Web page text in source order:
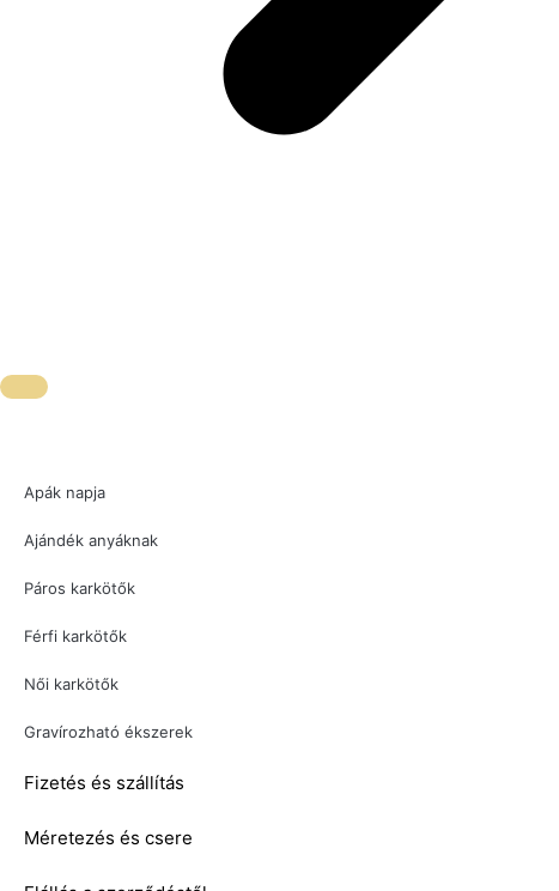
Apák napja
Ajándék anyáknak
Páros karkötők
Férfi karkötők
Női karkötők
Gravírozható ékszerek
Fizetés és szállítás
Méretezés és csere